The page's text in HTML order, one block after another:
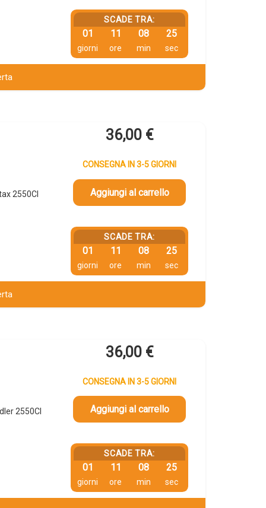
SCADE TRA:
01
giorni
11
ore
08
min
24
sec
2550CI
36,00 €
CONSEGNA IN 3-5 GIORNI
Aggiungi al carrello
SCADE TRA:
01
giorni
11
ore
08
min
24
sec
2550CI
36,00 €
CONSEGNA IN 3-5 GIORNI
Aggiungi al carrello
SCADE TRA:
01
giorni
11
ore
08
min
24
sec